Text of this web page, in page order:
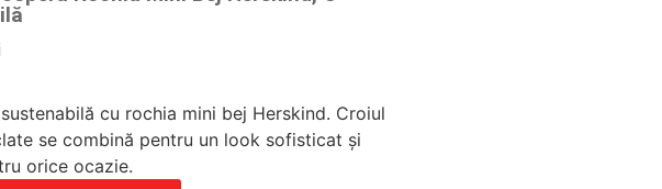
cu rochia mini bej Herskind. Croiul
se combină pentru un look sofisticat și
orice ocazie.